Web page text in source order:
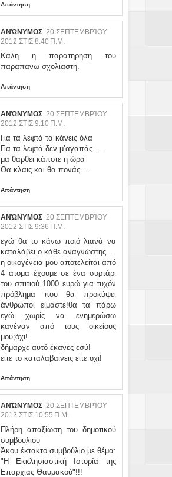
Απάντηση
ΑΝΏΝΥΜΟΣ 20 ΣΕΠΤΕΜΒΡΊΟΥ
2012 ΣΤΙΣ 8:40 Π.Μ.
Καλη η παρατηρηση του
παραπανω σχολιαστη.
Απάντηση
ΑΝΏΝΥΜΟΣ 20 ΣΕΠΤΕΜΒΡΊΟΥ
2012 ΣΤΙΣ 9:10 Π.Μ.
Για τα λεφτά τα κάνεις όλα
Για τα λεφτά δεν μ’αγαπάς…..
μα θαρθει κάποτε η ώρα
Θα κλαις και θα πονάς….
Απάντηση
ΑΝΏΝΥΜΟΣ 20 ΣΕΠΤΕΜΒΡΊΟΥ
2012 ΣΤΙΣ 9:36 Π.Μ.
εγώ θα το κάνω ποιό λιανά να
καταλάβει ο κάθε αναγνώστης...
η οικογένεια μου αποτελείται από
4 άτομα έχουμε σε ένα συρτάρι
του σπιτιού 1000 ευρώ για τυχόν
πρόβλημα που θα προκύψει
άνθρωποι είμαστε!θα τα πάρω
εγώ χωρίς να ενημερώσω
κανέναν από τους οικείους
μου;όχι!
δήμαρχε αυτό έκανες εσύ!
είτε το καταλαβαίνεις είτε οχι!
Απάντηση
ΑΝΏΝΥΜΟΣ 20 ΣΕΠΤΕΜΒΡΊΟΥ
2012 ΣΤΙΣ 10:55 Π.Μ.
Πλήρη απαξίωση του δημοτικού
συμβουλίου
Άκου έκτακτο συμβούλιο με θέμα:
"Η Εκκλησιαστική Ιστορία της
Επαρχίας Θαυμακού"!!!